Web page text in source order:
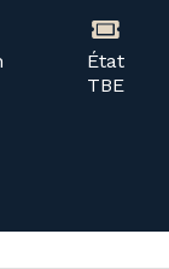
TBE
État